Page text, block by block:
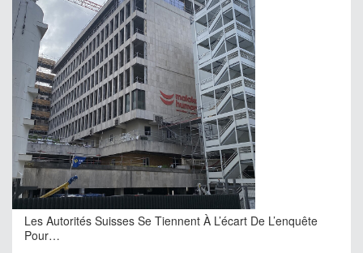
Les Autorités Suisses Se Tiennent À L’écart De L’enquête
Pour…